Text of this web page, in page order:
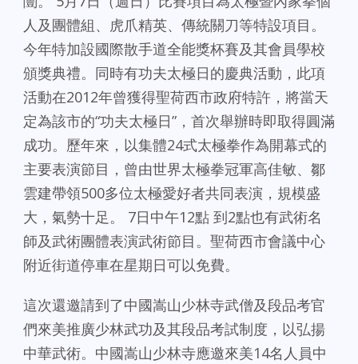
人及團體組、虎爪精英、傳統關刀等特設項目。
今年特加設國際散手道全能獎杯賽及其會員學校
頒獎典禮。同時有功夫太極日的慶典活動，此項
活動在2012年曾獲得聖荷西市政府特許，將當天
定為該市的“功夫太極日”，首次舉辦時即取得圓滿
成功。歷年來，以集體24式太極拳作為開幕式的
主要表演節目，曾由世界太極拳冠軍高佳敏、鄒
雲建帶領500多位太極愛好者共同表演，規模盛
大，氣勢十足。 7日中午12點 到2點也有武術名
師及武術團體表演武術節目。聖荷西市會議中心
附近街道停車在星期日可以免費。
這次還邀請到了中國嵩山少林寺武僧及段品考官
們來美推廣少林武功及其段品考試制度，以弘揚
中華武術。中國嵩山少林寺應邀來美14名人員中